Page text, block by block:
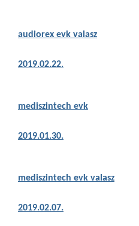
audiorex evk valasz
2019.02.22.
mediszintech evk
2019.01.30.
mediszintech evk valasz
2019.02.07.